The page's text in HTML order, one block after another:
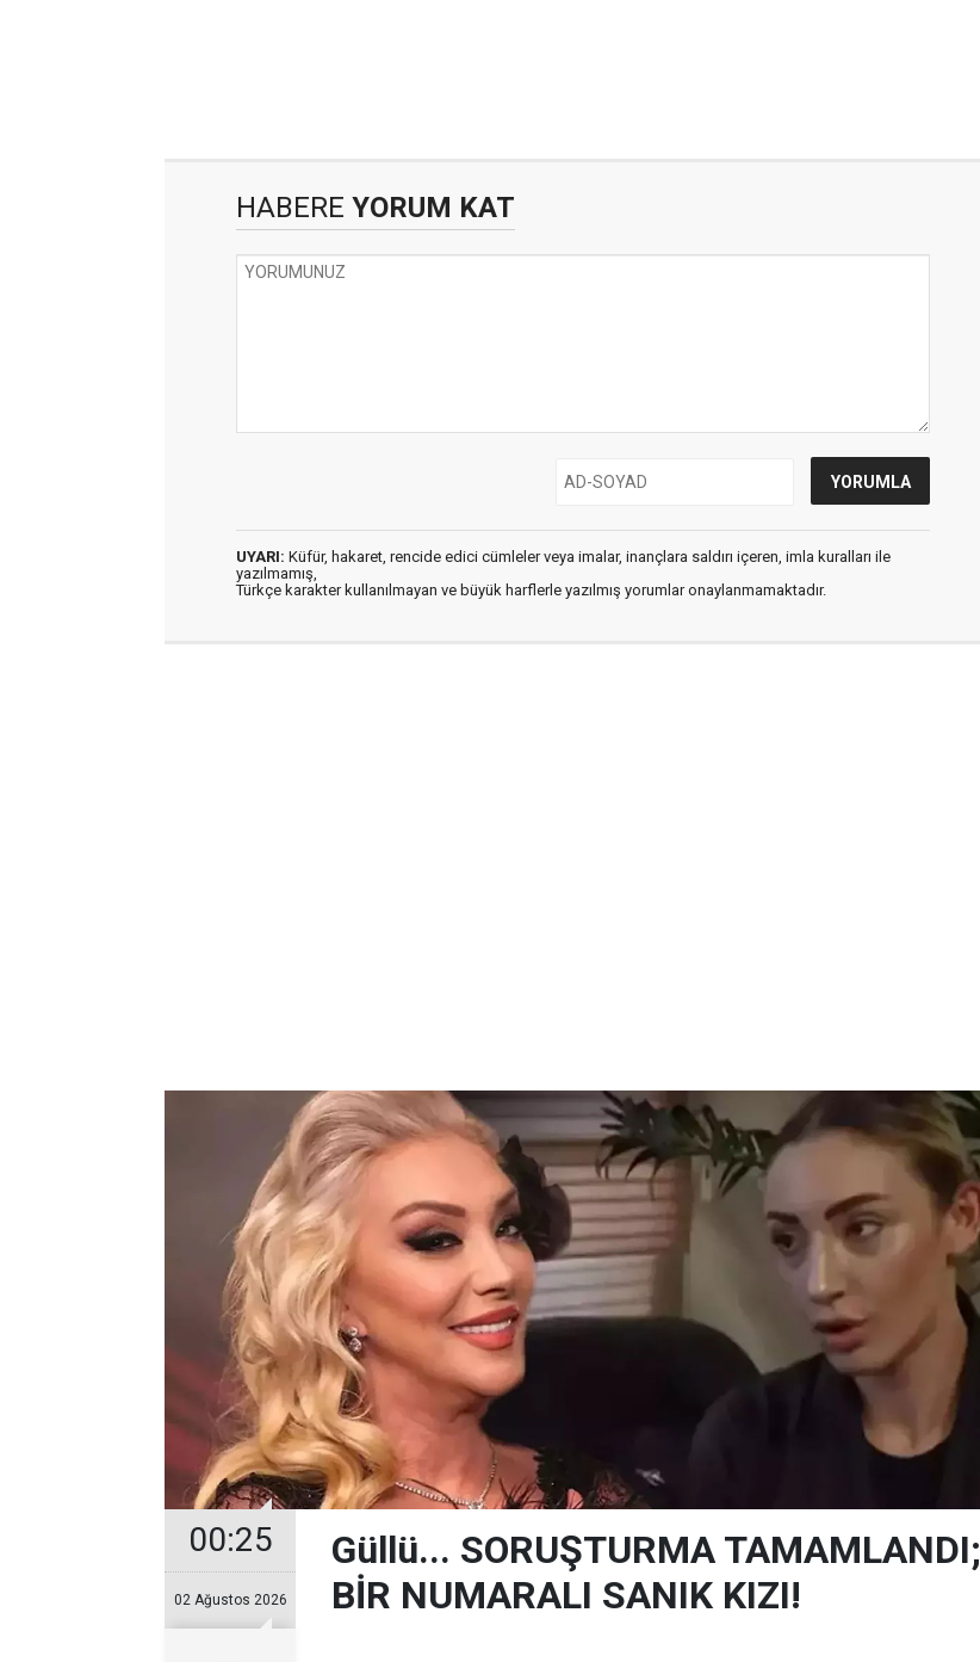
HABERE YORUM KAT
UYARI: Küfür, hakaret, rencide edici cümleler veya imalar, inançlara saldırı içeren, imla kuralları ile
yazılmamış,
Türkçe karakter kullanılmayan ve büyük harflerle yazılmış yorumlar onaylanmamaktadır.
00:25
02 Ağustos 2026
Güllü... SORUŞTURMA TAMAMLANDI;
BİR NUMARALI SANIK KIZI!